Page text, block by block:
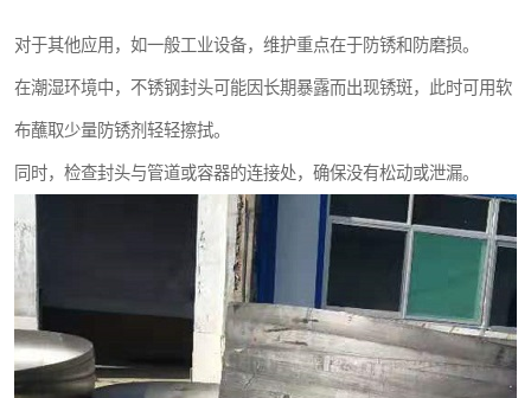
对于其他应用，如一般工业设备，维护重点在于防锈和防磨损。
在潮湿环境中，不锈钢封头可能因长期暴露而出现锈斑，此时可用软
布蘸取少量防锈剂轻轻擦拭。
同时，检查封头与管道或容器的连接处，确保没有松动或泄漏。